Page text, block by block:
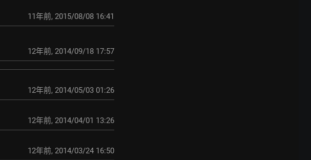
11年前, 2015/08/08 16:41
12年前, 2014/09/18 17:57
12年前, 2014/05/03 01:26
12年前, 2014/04/01 13:26
12年前, 2014/03/24 16:50